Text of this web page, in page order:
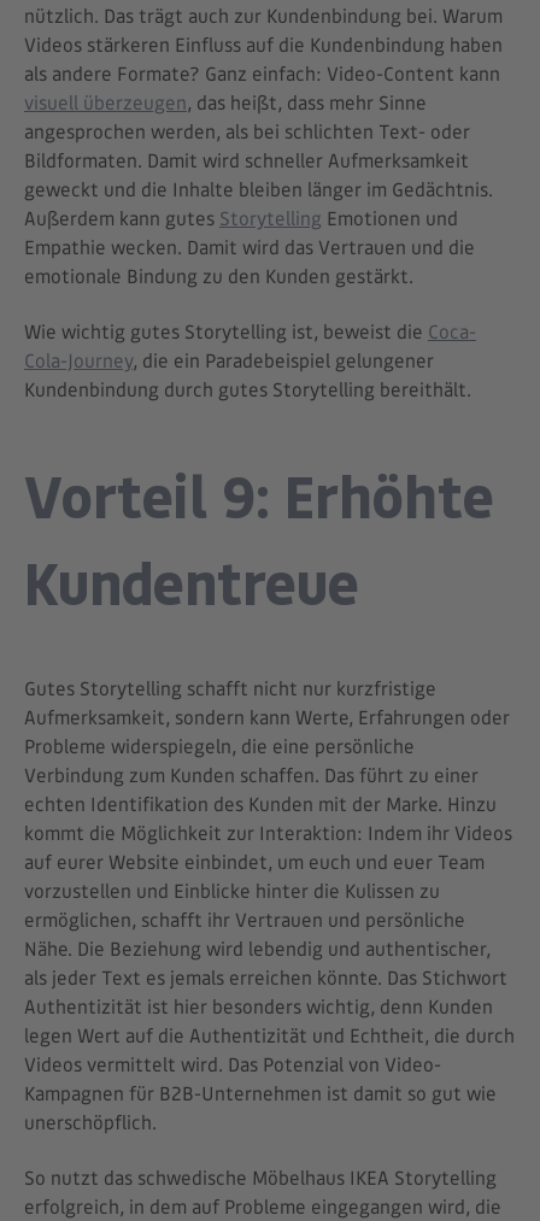
nützlich. Das trägt auch zur Kundenbindung bei. Warum
Videos stärkeren Einfluss auf die Kundenbindung haben
als andere Formate? Ganz einfach: Video-Content kann
visuell überzeugen, das heißt, dass mehr Sinne
angesprochen werden, als bei schlichten Text- oder
Bildformaten. Damit wird schneller Aufmerksamkeit
geweckt und die Inhalte bleiben länger im Gedächtnis.
Außerdem kann gutes Storytelling Emotionen und
Empathie wecken. Damit wird das Vertrauen und die
emotionale Bindung zu den Kunden gestärkt.
Wie wichtig gutes Storytelling ist, beweist die Coca-
Cola-Journey, die ein Paradebeispiel gelungener
Kundenbindung durch gutes Storytelling bereithält.
Vorteil 9: Erhöhte
Kundentreue
Gutes Storytelling schafft nicht nur kurzfristige
Aufmerksamkeit, sondern kann Werte, Erfahrungen oder
Probleme widerspiegeln, die eine persönliche
Verbindung zum Kunden schaffen. Das führt zu einer
echten Identifikation des Kunden mit der Marke. Hinzu
kommt die Möglichkeit zur Interaktion: Indem ihr Videos
auf eurer Website einbindet, um euch und euer Team
vorzustellen und Einblicke hinter die Kulissen zu
ermöglichen, schafft ihr Vertrauen und persönliche
Nähe. Die Beziehung wird lebendig und authentischer,
als jeder Text es jemals erreichen könnte. Das Stichwort
Authentizität ist hier besonders wichtig, denn Kunden
legen Wert auf die Authentizität und Echtheit, die durch
Videos vermittelt wird. Das Potenzial von Video-
Kampagnen für B2B-Unternehmen ist damit so gut wie
unerschöpflich.
So nutzt das schwedische Möbelhaus IKEA Storytelling
erfolgreich, in dem auf Probleme eingegangen wird, die